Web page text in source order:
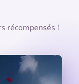
récompensés !